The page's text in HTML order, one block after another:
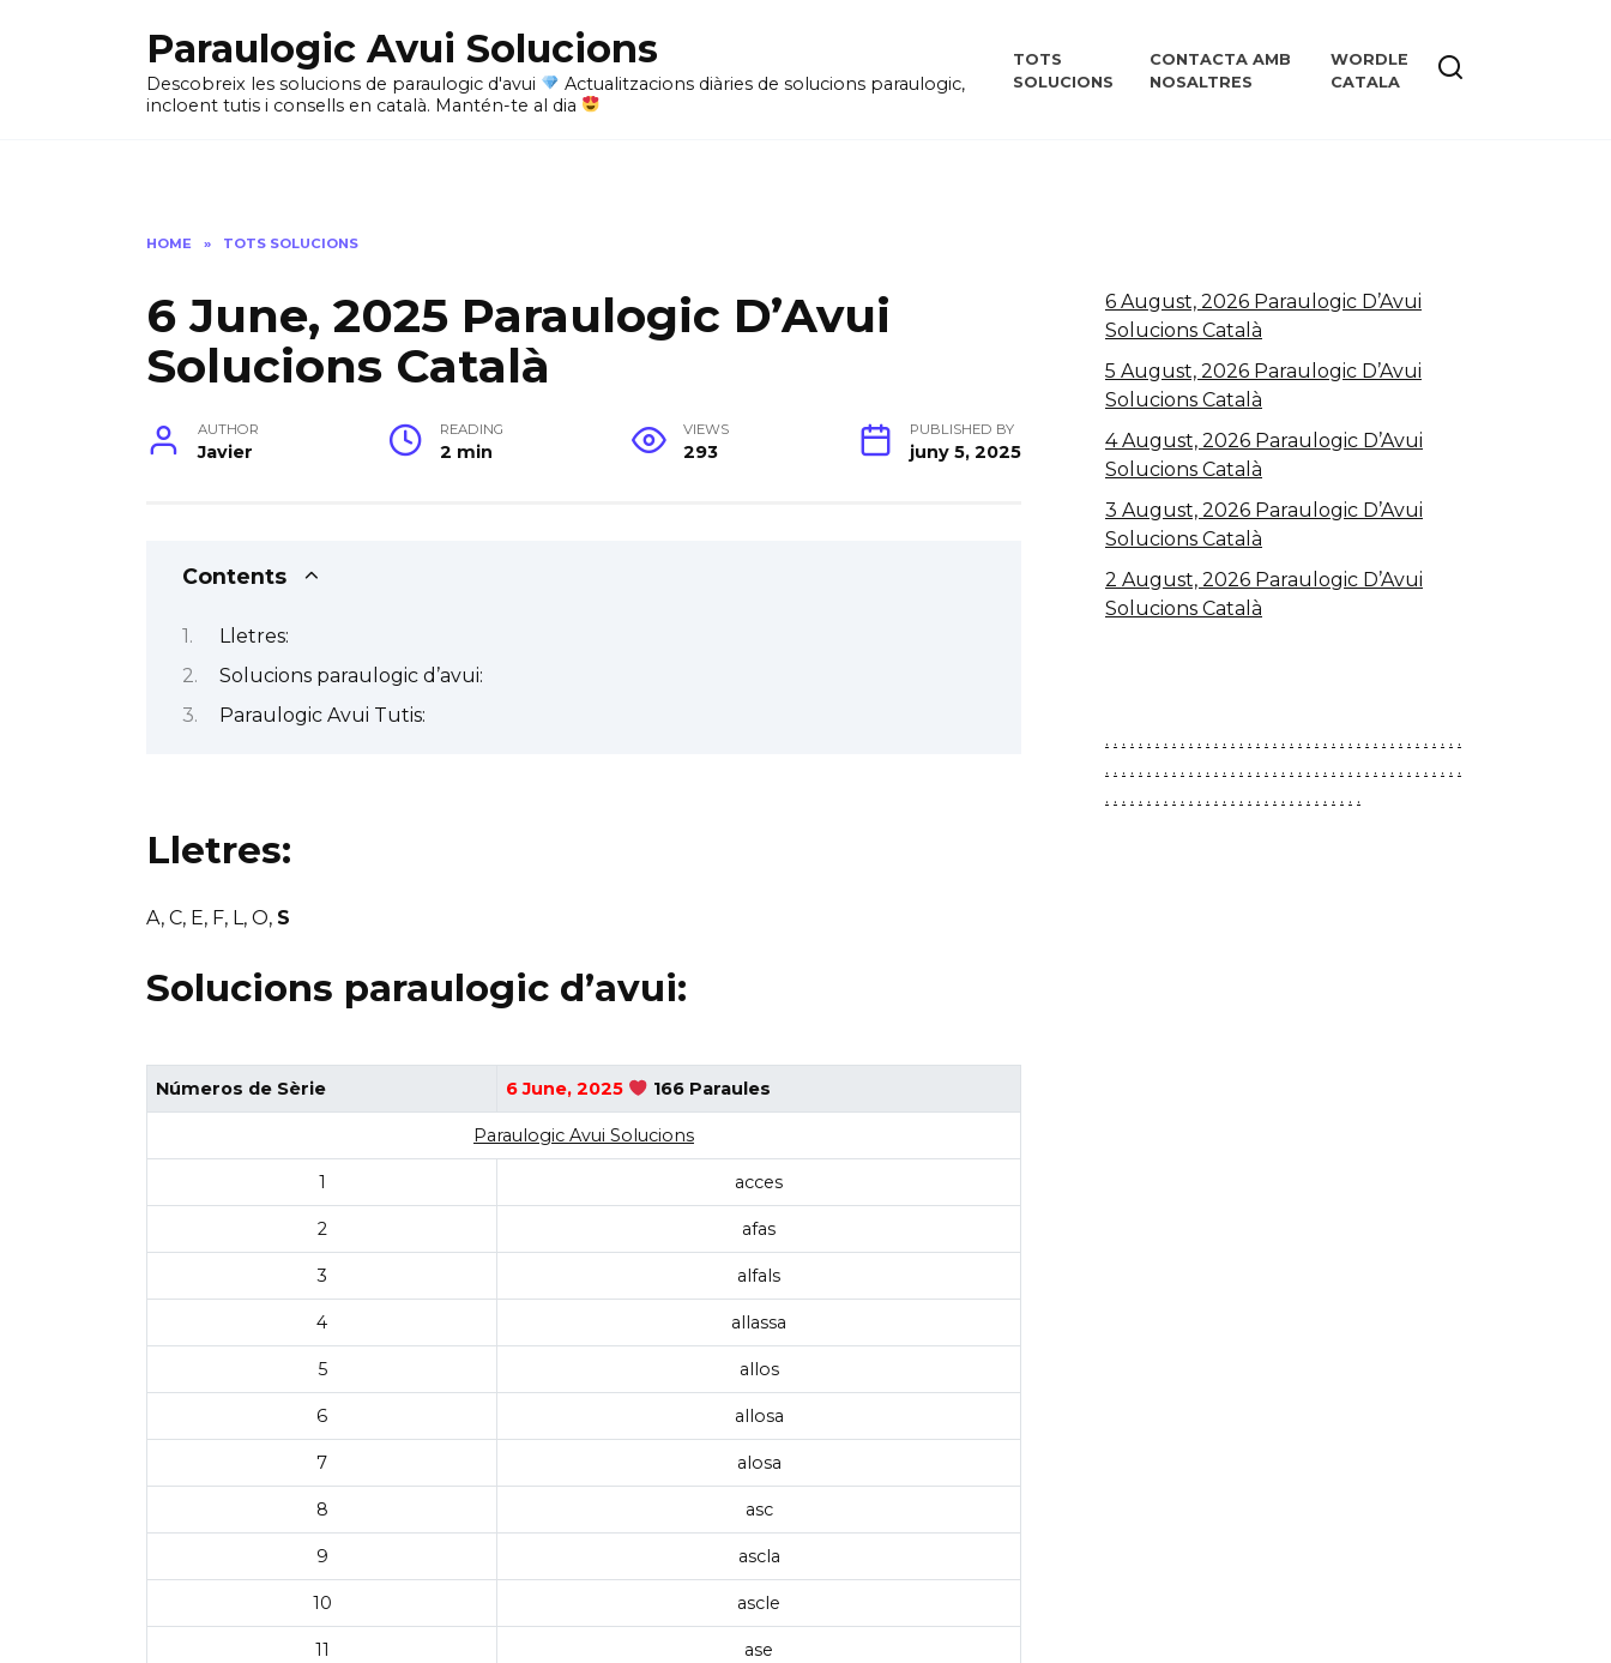
Paraulogic Avui Solucions
Descobreix les solucions de paraulogic d'avui
Actualitzacions diàries de solucions paraulogic,
incloent tutis i consells en català. Mantén-te al dia
TOTS
SOLUCIONS
CONTACTA AMB
NOSALTRES
WORDLE
CATALA
HOME » TOTS SOLUCIONS
6 June, 2025 Paraulogic D’Avui
Solucions Català
AUTHOR
Javier
READING
2 min
VIEWS
293
PUBLISHED BY
juny 5, 2025
Contents
Lletres:
Solucions paraulogic d’avui:
Paraulogic Avui Tutis:
Lletres:
A, C, E, F, L, O, S
Solucions paraulogic d’avui:
Números de Sèrie 6 June, 2025 166 Paraules
Paraulogic Avui Solucions
1 acces
2 afas
3 alfals
4 allassa
5 allos
6 allosa
7 alosa
8 asc
9 ascla
10 ascle
11 ase
6 August, 2026 Paraulogic D’Avui
Solucions Català
5 August, 2026 Paraulogic D’Avui
Solucions Català
4 August, 2026 Paraulogic D’Avui
Solucions Català
3 August, 2026 Paraulogic D’Avui
Solucions Català
2 August, 2026 Paraulogic D’Avui
Solucions Català
. . . . . . . . . . . . . . . . . . . . . . . . . . . . . . . . . . . . . . . . . . .
. . . . . . . . . . . . . . . . . . . . . . . . . . . . . . . . . . . . . . . . . . .
. . . . . . . . . . . . . . . . . . . . . . . . . . . . . . .